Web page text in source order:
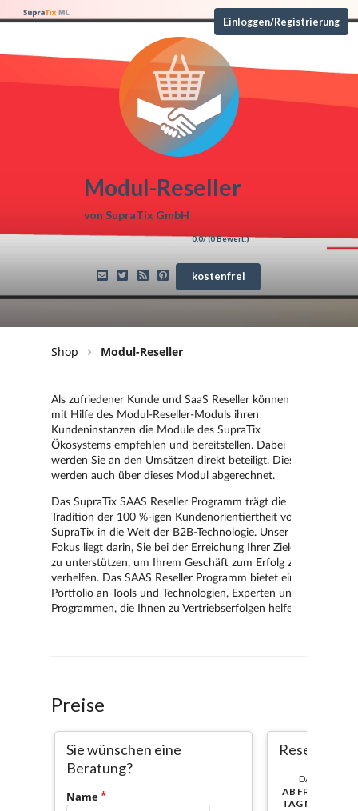
Einloggen/Registrierung
Modul-Reseller
von SupraTix GmbH
0,0/ (0Bewert.)
kostenfrei
Shop Modul-Reseller
Preise
Sie wünschen eine
Beratung?
Name
Resellerjahr
DAUER:
AB
TAG NUTZBAR